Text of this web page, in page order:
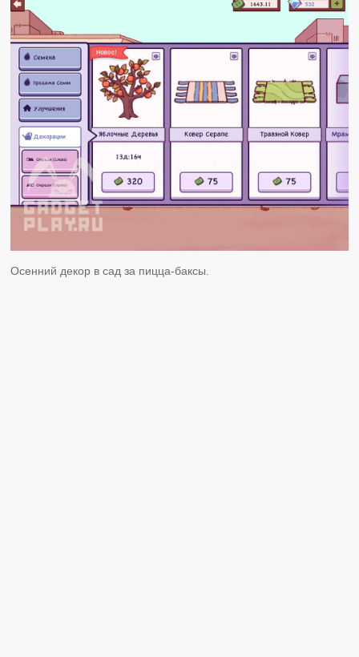
Осенний декор в сад за пицца-баксы.